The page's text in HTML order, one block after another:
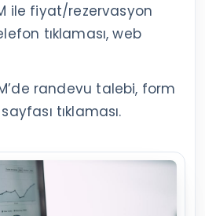
ile fiyat/rezervasyon
tıklaması, web
randevu talebi, form
tıklaması.